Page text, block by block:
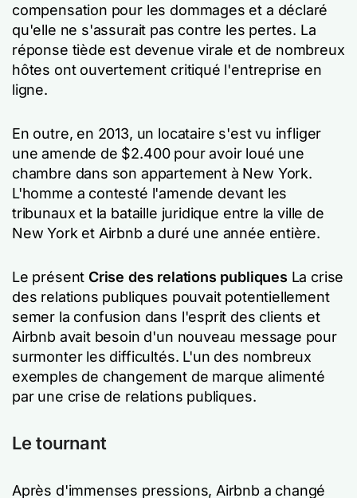
compensation pour les dommages et a déclaré
qu'elle ne s'assurait pas contre les pertes. La
réponse tiède est devenue virale et de nombreux
hôtes ont ouvertement critiqué l'entreprise en
ligne.
En outre, en 2013, un locataire s'est vu infliger
une amende de $2.400 pour avoir loué une
chambre dans son appartement à New York.
L'homme a contesté l'amende devant les
tribunaux et la bataille juridique entre la ville de
New York et Airbnb a duré une année entière.
Le présent Crise des relations publiques La crise
des relations publiques pouvait potentiellement
semer la confusion dans l'esprit des clients et
Airbnb avait besoin d'un nouveau message pour
surmonter les difficultés. L'un des nombreux
exemples de changement de marque alimenté
par une crise de relations publiques.
Le tournant
Après d'immenses pressions, Airbnb a changé